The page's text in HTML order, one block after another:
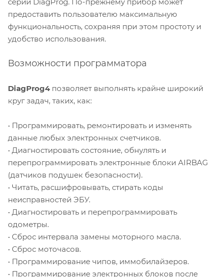
предоставить пользователю максимальную
функциональность, сохраняя при этом простоту и
удобство использования.
Возможности программатора
DiagProg4позволяет выполнять крайне широкий
круг задач, таких, как:
• Программировать, ремонтировать и изменять
данные любых электронных счетчиков.
• Диагностировать состояние, обнулять и
перепрограммировать электронные блоки AIRBAG
(датчиков подушек безопасности).
• Читать, расшифровывать, стирать коды
неисправностей ЭБУ.
• Диагностировать и перепрограммировать
одометры.
• Сброс интервала замены моторного масла.
• Сброс моточасов.
• Программирование чипов, иммобилайзеров.
• Программирование электронных блоков после